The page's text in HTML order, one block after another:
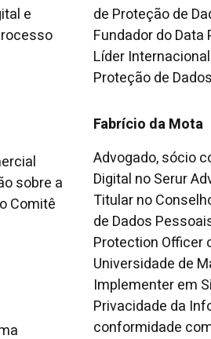
e
sobre a
Comitê
de Proteção de
Fundador do Data
Líder
Proteção de
Fabrício da Mota
Advogado, sócio
Digital no Serur
Titular no
de Dados
Protection Officer
Universidade de
Implementer em
Privacidade da
conformidade